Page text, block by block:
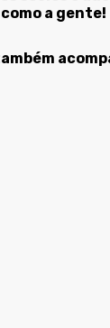
a gente!